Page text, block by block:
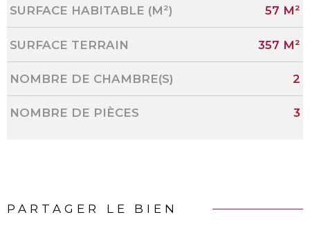
SURFACE HABITABLE (M²) 57 M²
SURFACE TERRAIN 357 M²
NOMBRE DE CHAMBRE(S) 2
NOMBRE DE PIÈCES 3
PARTAGER LE BIEN